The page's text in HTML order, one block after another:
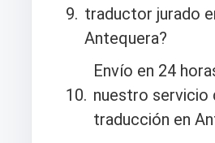
traductor jurado
Antequera?
Envío en 24
nuestro servicio
traducción en